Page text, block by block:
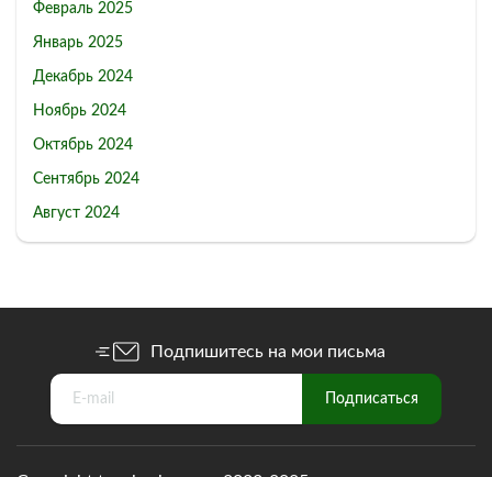
Февраль 2025
Январь 2025
Декабрь 2024
Ноябрь 2024
Октябрь 2024
Сентябрь 2024
Август 2024
Подпишитесь на мои письма